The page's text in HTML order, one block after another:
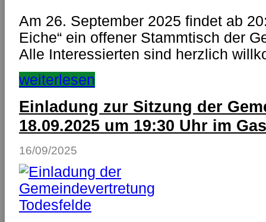
Am 26. September 2025 findet ab
Eiche“ ein offener Stammtisch der
Alle Interessierten sind herzlich
weiterlesen
Einladung zur Sitzung der
18.09.2025 um 19:30 Uhr im
16/09/2025